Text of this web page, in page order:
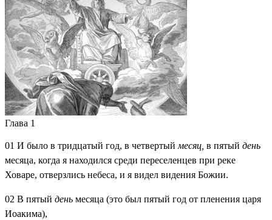
Глава 1
01 И было в тридцатый год, в четвертый месяц, в пятый день
месяца, когда я находился среди переселенцев при реке
Ховаре, отверзлись небеса, и я видел видения Божии.
02 В пятый день месяца (это был пятый год от пленения царя
Иоакима),